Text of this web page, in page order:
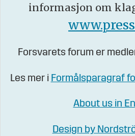
informasjon om
Forsvarets forum er
Les mer i Formålsparagraf
About us in
Design by